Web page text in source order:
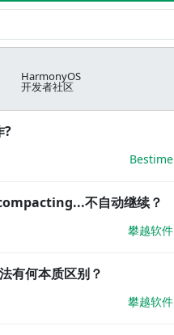
HarmonyOS
开发者社区
?
Bestime
不自动继续？
攀越软件
有何本质区别？
攀越软件